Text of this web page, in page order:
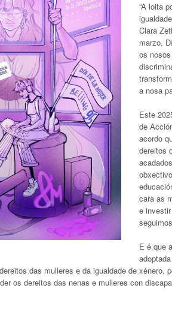
“A loita
Clara
marzo,
os
a nosa
Este
de
acordo
dereitos
cara as
e
E é que
das mulleres e da igualdade de xénero,
os dereitos das nenas e mulleres con